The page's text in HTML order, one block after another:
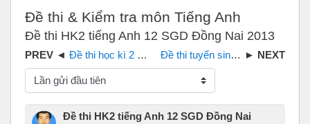
Đề thi & Kiểm tra môn Tiếng Anh
Đề thi HK2 tiếng Anh 12 SGD Đồng Nai 2013
Đề thi học kì 2 tiếng Anh 12 sở GD&ĐT Đồng Nai 2011 Đề thi tuyển sinh vào 10 tỉnh Đồng Nai 2019 môn Tiếng Anh
Chế độ hiển thị
Đề thi HK2 tiếng Anh 12 SGD Đồng Nai